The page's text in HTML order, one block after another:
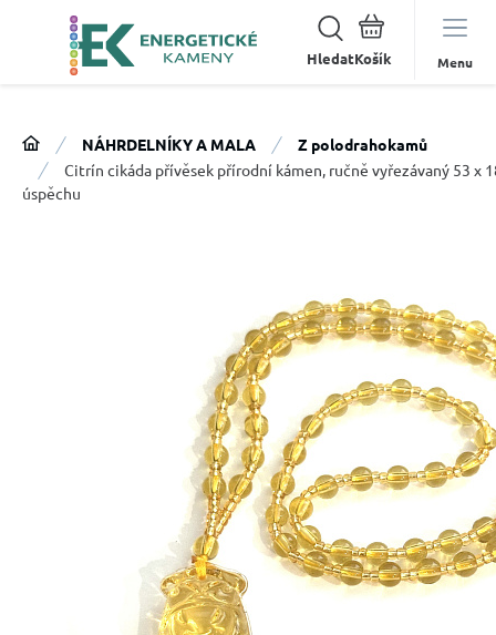
Hledat Menu
NÁHRDELNÍKY A MALA
Z polodrahokamů
Citrín cikáda přívěsek přírodní kámen, ručně vyřezávaný 53 x
úspěchu